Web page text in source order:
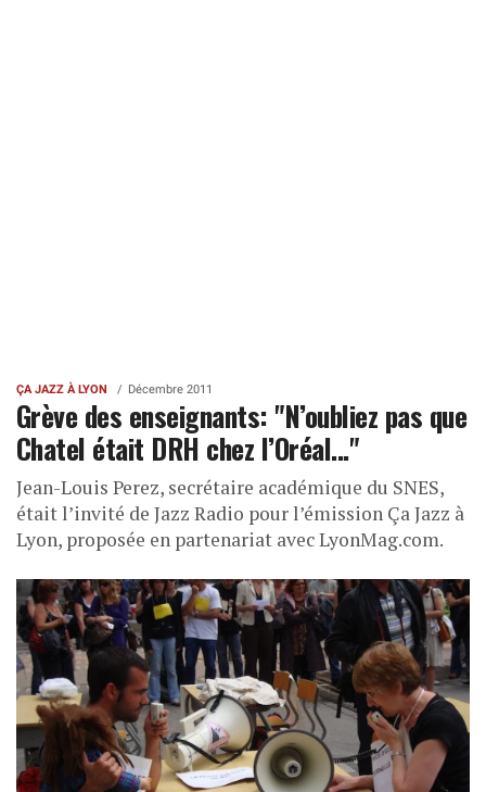
ÇA JAZZ À LYON Décembre 2011
Grève des enseignants: "N’oubliez pas que
Chatel était DRH chez l’Oréal..."
Jean-Louis Perez, secrétaire académique du SNES,
était l’invité de Jazz Radio pour l’émission Ça Jazz à
Lyon, proposée en partenariat avec LyonMag.com.